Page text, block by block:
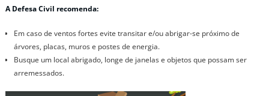
A Defesa Civil recomenda:
Em caso de ventos fortes evite transitar e/ou abrigar-se próximo de
árvores, placas, muros e postes de energia.
Busque um local abrigado, longe de janelas e objetos que possam ser
arremessados.